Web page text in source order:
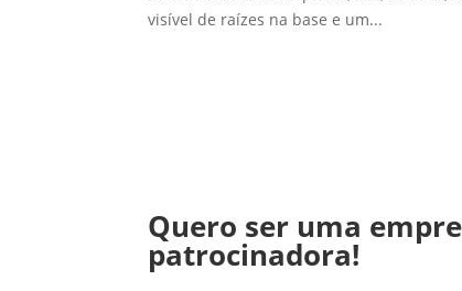
visível de raízes na base e um...
Quero ser uma
patrocinadora!